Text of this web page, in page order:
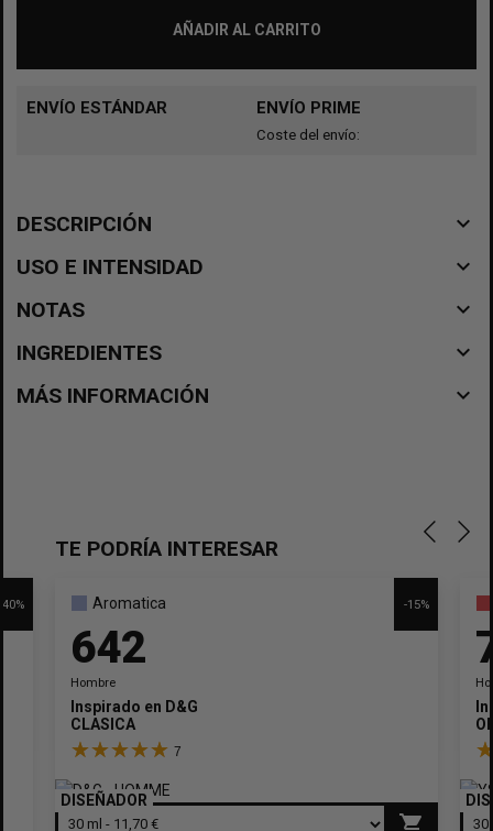
AÑADIR AL CARRITO
ENVÍO ESTÁNDAR ENVÍO PRIME
Coste del envío:
DESCRIPCIÓN navigate_before
USO E INTENSIDAD navigate_before
NOTAS navigate_before
INGREDIENTES navigate_before
MÁS INFORMACIÓN navigate_before
TE PODRÍA INTERESAR
Aromatica
642
Hombre
Inspirado en D&G
CLASICA
7
-15%
DISEÑADOR
shopping_cart